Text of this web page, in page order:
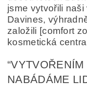
Odesláním
se zpracováním
ochrany osobních
jsme vytvořili
Davines,
založili [comfort
kosmetická
NABÁDÁME